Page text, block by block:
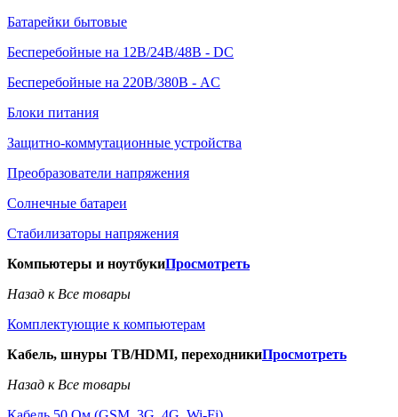
Батарейки бытовые
Бесперебойные на 12В/24В/48В - DC
Бесперебойные на 220В/380В - AC
Блоки питания
Защитно-коммутационные устройства
Преобразователи напряжения
Солнечные батареи
Стабилизаторы напряжения
Компьютеры и ноутбукиПросмотреть
Назад к Все товары
Комплектующие к компьютерам
Кабель, шнуры ТВ/HDMI, переходникиПросмотреть
Назад к Все товары